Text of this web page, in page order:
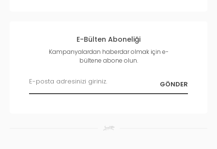
E-Bülten Aboneliği
Kampanyalardan haberdar olmak için e-
bültene abone olun.